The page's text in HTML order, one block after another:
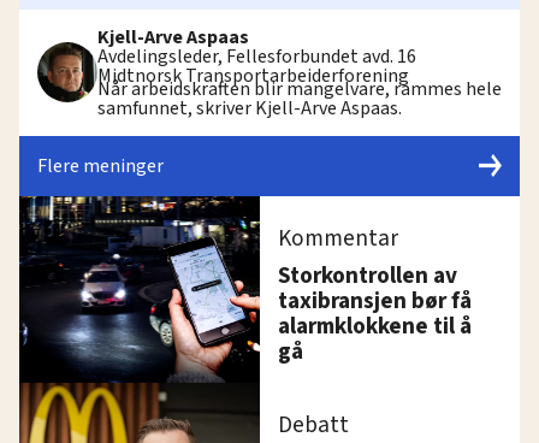
Kjell-Arve Aspaas
Avdelingsleder, Fellesforbundet avd. 16
Midtnorsk Transportarbeiderforening
Når arbeidskraften blir mangelvare, rammes hele
samfunnet, skriver Kjell-Arve Aspaas.
Flere meninger
Kommentar
Storkontrollen av
taxibransjen bør få
alarmklokkene til å
gå
Debatt